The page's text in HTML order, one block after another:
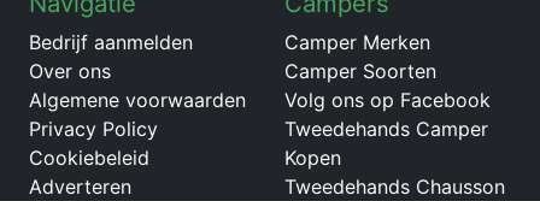
Bedrijf aanmelden
Over ons
Algemene voorwaarden
Privacy Policy
Cookiebeleid
Adverteren
Camper Merken
Camper Soorten
Volg ons op Facebook
Tweedehands Camper
Kopen
Tweedehands Chausson